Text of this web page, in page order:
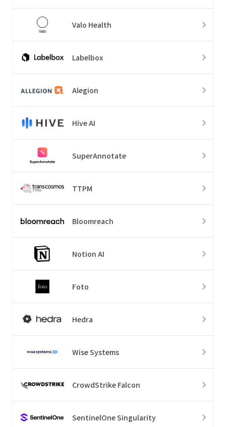
Valo Health
Labelbox
Alegion
Hive AI
SuperAnnotate
TTPM
Bloomreach
Notion AI
Foto
Hedra
Wise Systems
CrowdStrike Falcon
SentinelOne Singularity